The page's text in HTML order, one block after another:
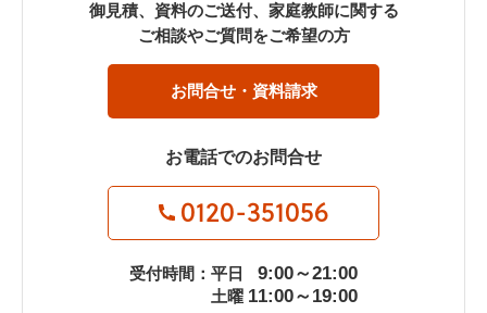
御見積、資料のご送付、家庭教師に関する
ご相談やご質問をご希望の方
お問合せ・資料請求
お電話でのお問合せ
0120-351056
受付時間：平日 9:00～21:00
土曜 11:00～19:00